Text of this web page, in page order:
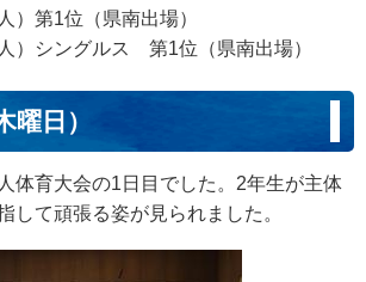
1位（県南出場）
）シングルス 第1位（県南出場）
曜日）
体育大会の1日目でした。2年生が主体
して頑張る姿が見られました。